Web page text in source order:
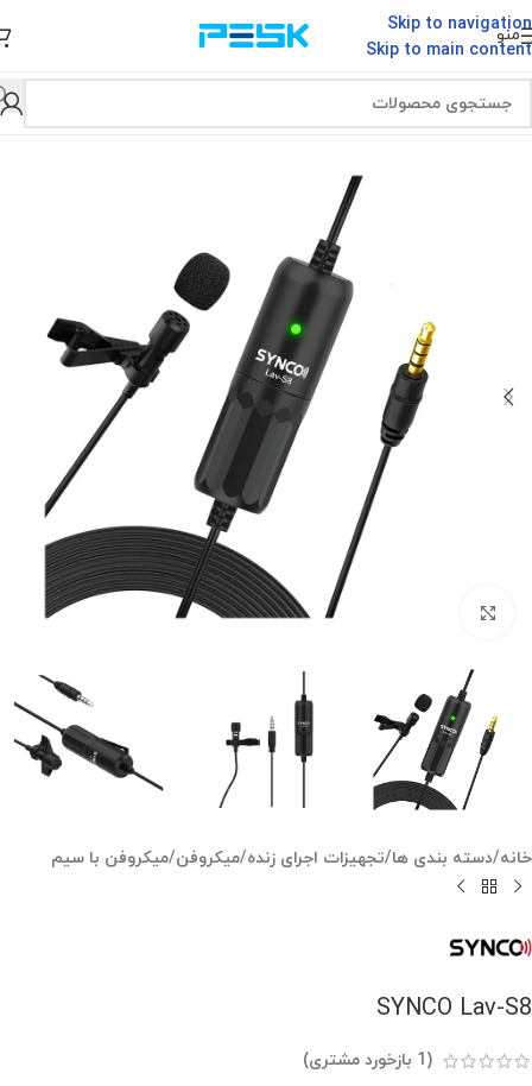
Skip to navigation
Skip to main content
منو
خانه/دسته بندی ها/تجهیزات اجرای زنده/میکروفن/میکروفن با سیم
SYNCO Lav-S8
(
1 بازخورد مشتری)